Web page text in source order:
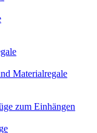
Materialregale
zum Einhängen